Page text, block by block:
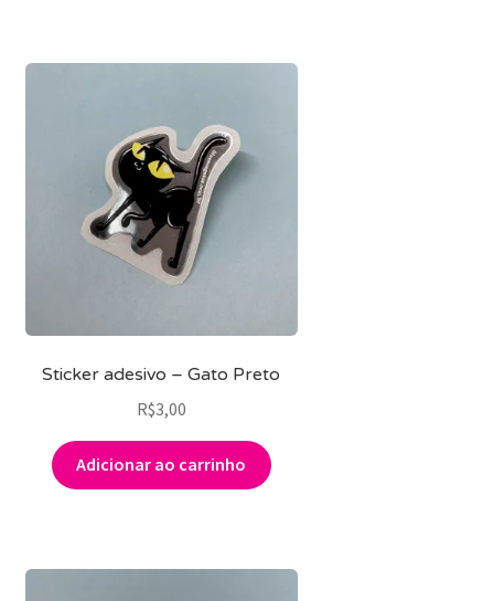
Sticker adesivo – Gato Preto
R$3,00
Adicionar ao carrinho